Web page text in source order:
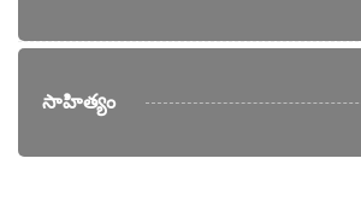
సాహిత్యం